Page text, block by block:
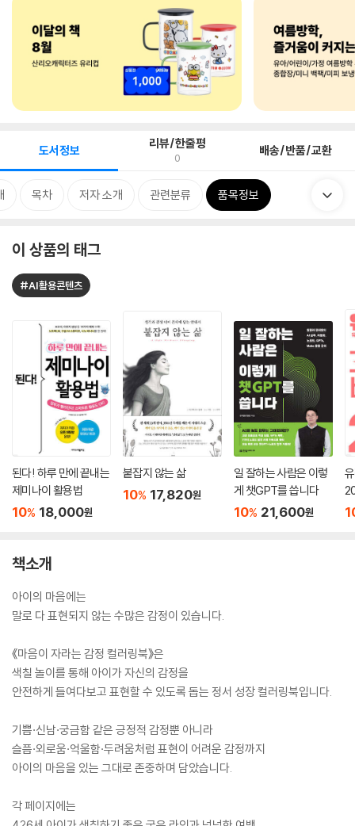
도서정보 리뷰/한줄평
0 배송/반품/교환
목차 저자 소개 관련분류 품목정보
이 상품의 태그
#AI활용콘텐츠
된다! 하루 만에 끝내는
제미나이 활용법
10% 18,000원
붙잡지 않는 삶
10% 17,820원
일 잘하는 사람은 이렇
게 챗GPT를 씁니다
10% 21,600원
책소개
아이의 마음에는
말로 다 표현되지 않는 수많은 감정이 있습니다.
《마음이 자라는 감정 컬러링북》은
색칠 놀이를 통해 아이가 자신의 감정을
안전하게 들여다보고 표현할 수 있도록 돕는 정서 성장 컬러링북입니다.
기쁨·신남·궁금함 같은 긍정적 감정뿐 아니라
슬픔·외로움·억울함·두려움처럼 표현이 어려운 감정까지
아이의 마음을 있는 그대로 존중하며 담았습니다.
각 페이지에는